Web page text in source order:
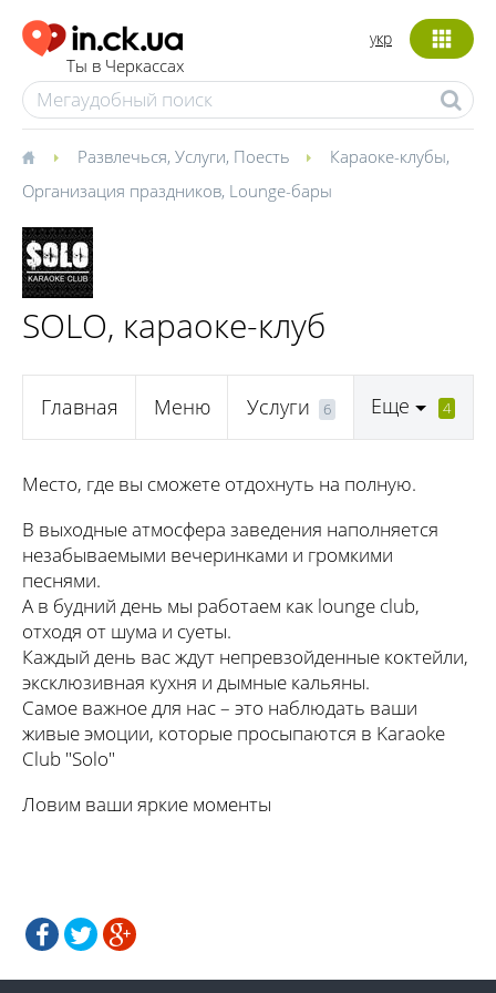
Ты в Черкассах
укр
Развлечься, Услуги, Поесть Караоке-клубы,
Организация праздников, Lounge-бары
SOLO, караоке-клуб
Главная Меню Услуги 6 Еще 4
Место, где вы сможете отдохнуть на полную.
В выходные атмосфера заведения наполняется
незабываемыми вечеринками и громкими
песнями.
А в будний день мы работаем как lounge club,
отходя от шума и суеты.
Каждый день вас ждут непревзойденные коктейли,
эксклюзивная кухня и дымные кальяны.
Самое важное для нас – это наблюдать ваши
живые эмоции, которые просыпаются в Karaoke
Club "Solo"
Ловим ваши яркие моменты